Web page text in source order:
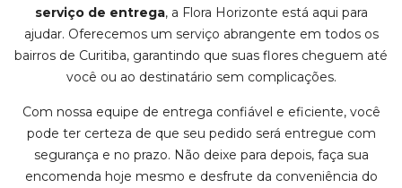
serviço de entrega, a Flora Horizonte está aqui para
ajudar. Oferecemos um serviço abrangente em todos os
bairros de Curitiba, garantindo que suas flores cheguem até
você ou ao destinatário sem complicações.
Com nossa equipe de entrega confiável e eficiente, você
pode ter certeza de que seu pedido será entregue com
segurança e no prazo. Não deixe para depois, faça sua
encomenda hoje mesmo e desfrute da conveniência do